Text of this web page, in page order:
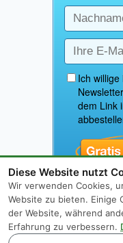
Diese Website nutzt
Wir verwenden Cookies,
Website zu bieten. Einige
der Website, während
Erfahrung zu verbessern.